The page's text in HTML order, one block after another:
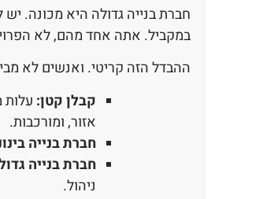
במקביל. אתה אחד מהם, לא
ההבדל הזה קריטי. ואנשים לא
קבלן קטן:
אזור, ומורכבות.
חברת בנייה
חברת בנייה
ניהול.